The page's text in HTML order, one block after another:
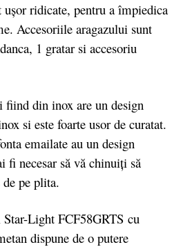
ridicate, pentru a împiedica
Accesoriile aragazului sunt
1 gratar si accesoriu
din inox are un design
si este foarte usor de curatat.
emailate au un design
fi necesar să vă chinuiţi să
pe plita.
Light FCF58GRTS cu
dispune de o putere